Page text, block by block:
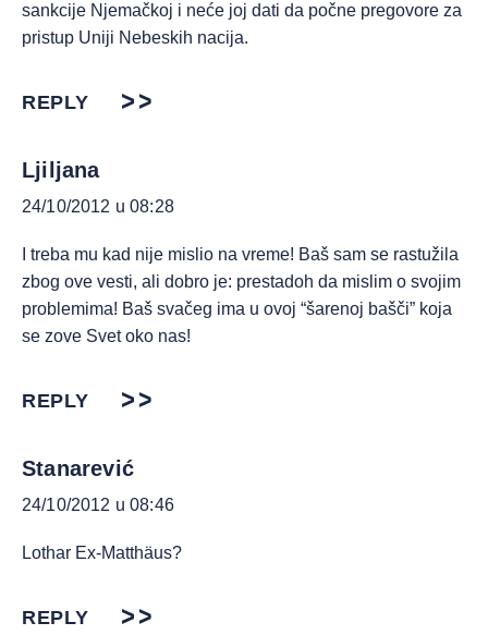
sankcije Njemačkoj i neće joj dati da počne pregovore za
pristup Uniji Nebeskih nacija.
REPLY
Ljiljana
24/10/2012 u 08:28
I treba mu kad nije mislio na vreme! Baš sam se rastužila
zbog ove vesti, ali dobro je: prestadoh da mislim o svojim
problemima! Baš svačeg ima u ovoj “šarenoj bašči” koja
se zove Svet oko nas!
REPLY
Stanarević
24/10/2012 u 08:46
Lothar Ex-Matthäus?
REPLY